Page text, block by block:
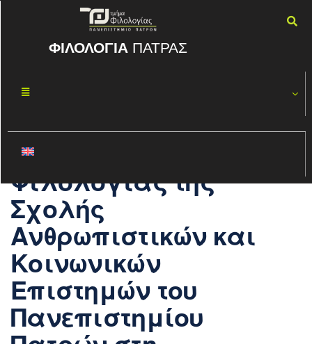
ΦΙΛΟΛΟΓΙΑ ΠΑΤΡΑΣ
26
καθηγητή του
Τμήματος
Φιλολογίας της
Σχολής
Ανθρωπιστικών και
Κοινωνικών
Επιστημών του
Πανεπιστημίου